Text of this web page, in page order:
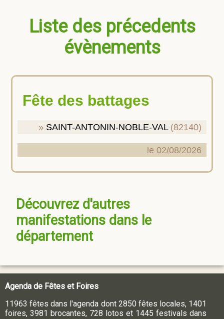
Liste des précedents
évènements
Fête des battages
SAINT-ANTONIN-NOBLE-VAL(82140)
le 02/08/2026
Découvrez d'autres
manifestations dans le
département
Agenda de Fêtes et Foires
11963 fêtes dans l'agenda dont 2850 fêtes locales, 1401
foires, 3981 brocantes, 728 lotos et 1445 festivals dans